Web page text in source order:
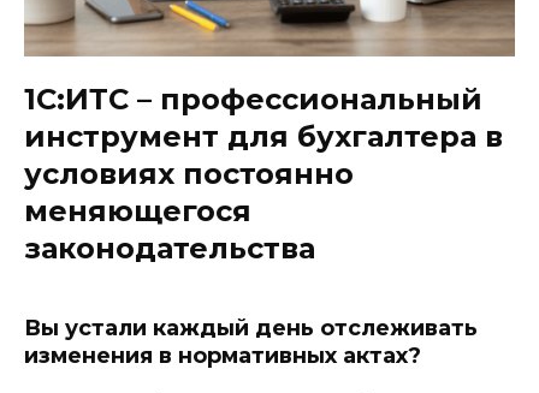
1С:ИТС – профессиональный
инструмент для бухгалтера в
условиях постоянно
меняющегося
законодательства
Вы устали каждый день отслеживать
изменения в нормативных актах?